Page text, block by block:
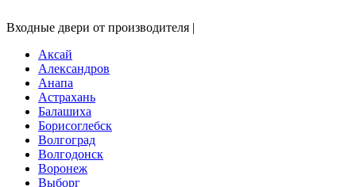
Входные двери от производителя |
Аксай
Александров
Анапа
Астрахань
Балашиха
Борисоглебск
Волгоград
Волгодонск
Воронеж
Выборг